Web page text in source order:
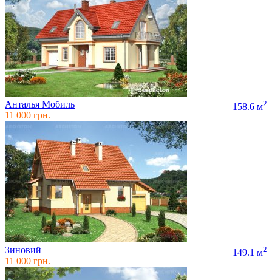
Анталья Мобиль 158.6 м2
11 000 грн.
Зиновий 149.1 м2
11 000 грн.